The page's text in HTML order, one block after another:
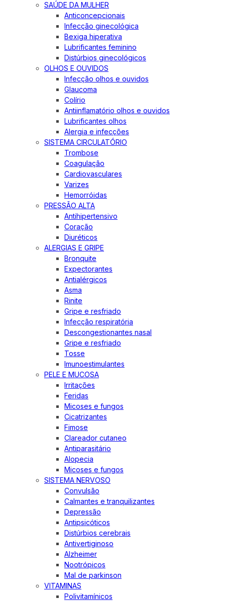
SAÚDE DA MULHER
Anticoncepcionais
Infecção ginecológica
Bexiga hiperativa
Lubrificantes feminino
Distúrbios ginecológicos
OLHOS E OUVIDOS
Infecção olhos e ouvidos
Glaucoma
Colírio
Antiinflamatório olhos e ouvidos
Lubrificantes olhos
Alergia e infecções
SISTEMA CIRCULATÓRIO
Trombose
Coagulação
Cardiovasculares
Varizes
Hemorróidas
PRESSÃO ALTA
Antihipertensivo
Coração
Diuréticos
ALERGIAS E GRIPE
Bronquite
Expectorantes
Antialérgicos
Asma
Rinite
Gripe e resfriado
Infecção respiratória
Descongestionantes nasal
Gripe e resfriado
Tosse
Imunoestimulantes
PELE E MUCOSA
Irritações
Feridas
Micoses e fungos
Cicatrizantes
Fimose
Clareador cutaneo
Antiparasitário
Alopecia
Micoses e fungos
SISTEMA NERVOSO
Convulsão
Calmantes e tranquilizantes
Depressão
Antipsicóticos
Distúrbios cerebrais
Antivertiginoso
Alzheimer
Nootrópicos
Mal de parkinson
VITAMINAS
Polivitamínicos